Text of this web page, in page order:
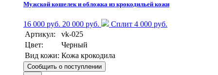
Мужской кошелек и обложка из крокодильей кожи
16 000 руб. 20 000 руб.
Сплит 4 000 руб.
Артикул:
vk-025
Цвет:
Черный
Вид кожи: Кожа крокодила
Сообщить о поступлении